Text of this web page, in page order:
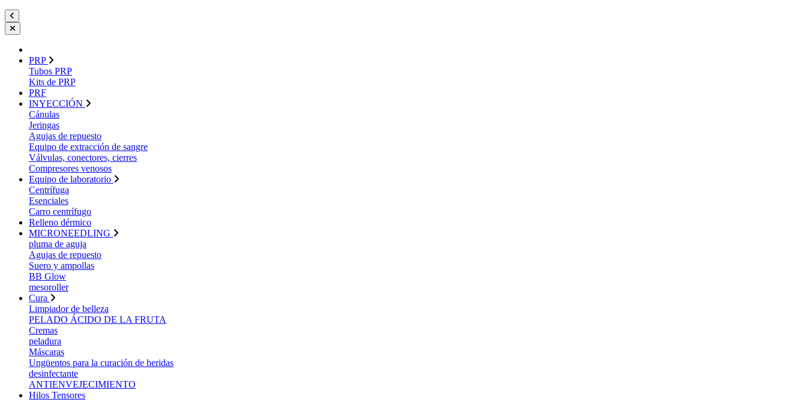
PRP
Tubos PRP
Kits de PRP
PRF
INYECCIÓN
Cánulas
Jeringas
Agujas de repuesto
Equipo de extracción de sangre
Válvulas, conectores, cierres
Compresores venosos
Equipo de laboratorio
Centrífuga
Esenciales
Carro centrífugo
Relleno dérmico
MICRONEEDLING
pluma de aguja
Agujas de repuesto
Suero y ampollas
BB Glow
mesoroller
Cura
Limpiador de belleza
PELADO ÁCIDO DE LA FRUTA
Cremas
peladura
Máscaras
Ungüentos para la curación de heridas
desinfectante
ANTIENVEJECIMIENTO
Hilos Tensores